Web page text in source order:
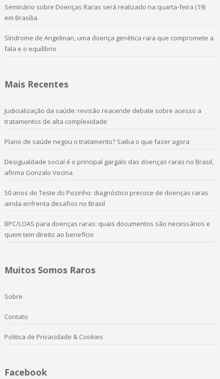
Seminário sobre Doenças Raras será realizado na quarta-feira (19)
em Brasília.
Síndrome de Angelman, uma doença genética rara que compromete a
fala e o equilíbrio
Mais Recentes
Judicialização da saúde: revisão reacende debate sobre acesso a
tratamentos de alta complexidade
Plano de saúde negou o tratamento? Saiba o que fazer agora
Desigualdade social é o principal gargalo das doenças raras no Brasil,
afirma Gonzalo Vecina
50 anos do Teste do Pezinho: diagnóstico precoce de doenças raras
ainda enfrenta desafios no Brasil
BPC/LOAS para doenças raras: quais documentos são necessários e
quem tem direito ao benefício
Muitos Somos Raros
Sobre
Contato
Politica de Privacidade & Cookies
Facebook